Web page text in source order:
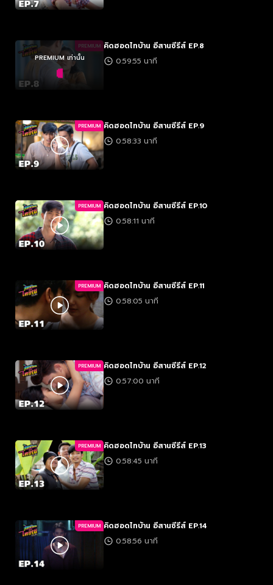
PREMIUM
PREMIUM เท่านั้น
คิดฮอดไทบ้าน อีสานซีรีส์ EP.8
0:59:55 นาที
PREMIUM คิดฮอดไทบ้าน อีสานซีรีส์ EP.9
0:58:33 นาที
PREMIUM คิดฮอดไทบ้าน อีสานซีรีส์ EP.10
0:58:11 นาที
PREMIUM คิดฮอดไทบ้าน อีสานซีรีส์ EP.11
0:58:05 นาที
PREMIUM คิดฮอดไทบ้าน อีสานซีรีส์ EP.12
0:57:00 นาที
PREMIUM คิดฮอดไทบ้าน อีสานซีรีส์ EP.13
0:58:45 นาที
PREMIUM คิดฮอดไทบ้าน อีสานซีรีส์ EP.14
0:58:56 นาที